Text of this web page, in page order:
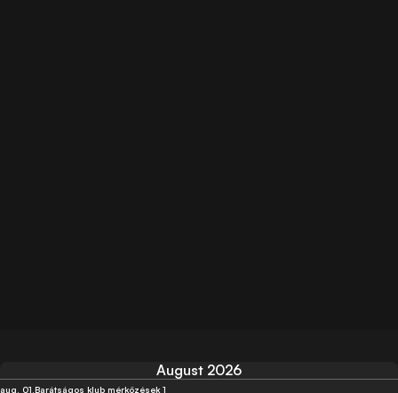
August 2026
aug. 01. Barátságos klub mérközések 1